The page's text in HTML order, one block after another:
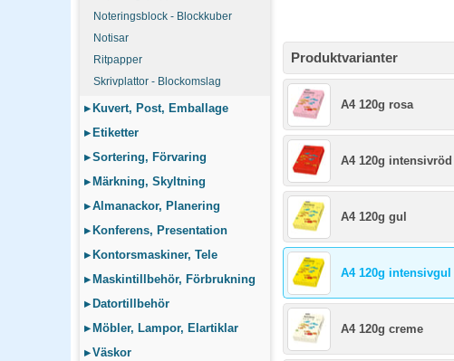
Noteringsblock - Blockkuber
Notisar
Ritpapper
Skrivplattor - Blockomslag
▸ Kuvert, Post, Emballage
▸ Etiketter
▸Sortering, Förvaring
▸ Märkning, Skyltning
▸Almanackor, Planering
▸ Konferens, Presentation
▸ Kontorsmaskiner, Tele
▸ Maskintillbehör, Förbrukning
▸ Datortillbehör
▸ Möbler, Lampor, Elartiklar
▸Väskor
Produktvarianter
A4 120g rosa
A4 120g intensivröd
A4 120g gul
A4 120g intensivgul
A4 120g creme